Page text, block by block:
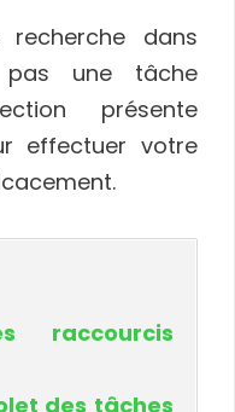
dans
pas une tâche
présente
effectuer votre
raccourcis
des tâches